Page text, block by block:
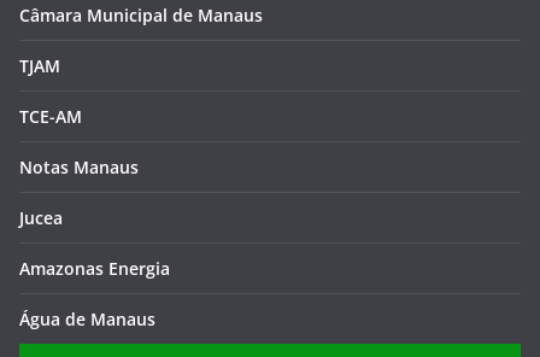
Câmara Municipal de Manaus
TJAM
TCE-AM
Notas Manaus
Jucea
Amazonas Energia
Água de Manaus